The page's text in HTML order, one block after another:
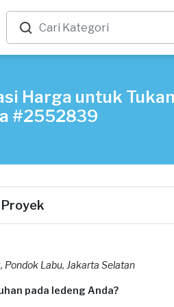
Harga untuk
#2552839
Pondok Labu, Jakarta Selatan
pada ledeng Anda?